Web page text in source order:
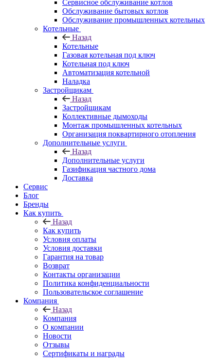
Сервисное обслуживание котлов
Обслуживание бытовых котлов
Обслуживание промышленных котельных
Котельные
Назад
Котельные
Газовая котельная под ключ
Котельная под ключ
Автоматизация котельной
Наладка
Застройщикам
Назад
Застройщикам
Коллективные дымоходы
Монтаж промышленных котельных
Организация поквартирного отопления
Дополнительные услуги
Назад
Дополнительные услуги
Газификация частного дома
Доставка
Сервис
Блог
Бренды
Как купить
Назад
Как купить
Условия оплаты
Условия доставки
Гарантия на товар
Возврат
Контакты организации
Политика конфиденциальности
Пользовательское соглашение
Компания
Назад
Компания
О компании
Новости
Отзывы
Сертификаты и награды